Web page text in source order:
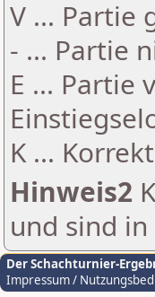
V ... Partie
- ... Partie
E ... Partie
K ...
Hinweis2
und sind
Der Schachturnier-
Impressum /